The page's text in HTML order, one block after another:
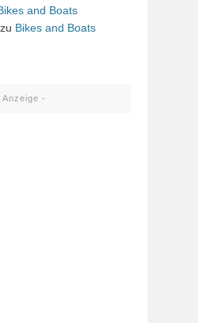
and Boats
zu Bikes and Boats
Anzeige -